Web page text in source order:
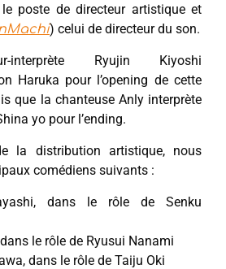
poste de directeur artistique et
) celui de directeur du son.
interprète Ryujin Kiyoshi
Haruka pour l’opening de cette
que la chanteuse Anly interprète
yo pour l’ending.
la distribution artistique, nous
comédiens suivants :
dans le rôle de Senku
le rôle de Ryusui Nanami
dans le rôle de Taiju Oki